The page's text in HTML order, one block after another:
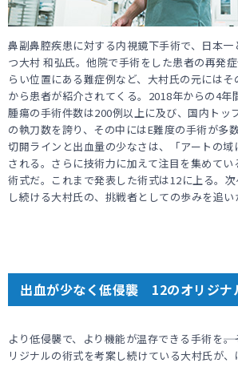
鼻副鼻腔疾患に対する内視鏡下手術で、日本一
つ大村 和弘氏。他院で手術をした患者の再発
らい位置にある難症例など、大村氏の元には
から患者が紹介されてくる。2018年からの4年
腫瘍の手術件数は200例以上に及び、国内トッ
の執刀数を誇り、その中にはE難度の手術が多
切開ラインと出血量の少なさは、「アートの域
される。さらに技術力に加えて注目を集めて
術式だ。これまで発表した術式は12に上る。
し続ける大村氏の、挑戦者としての歩みを追い
出血が少なく低侵襲 12のオリジナ
より低侵襲で、より機能が温存できる手術を――
リジナルの術式を考案し続けている大村氏が